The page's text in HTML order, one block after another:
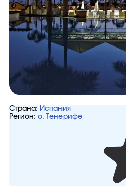
Страна: Испания
Регион: о. Тенерифе